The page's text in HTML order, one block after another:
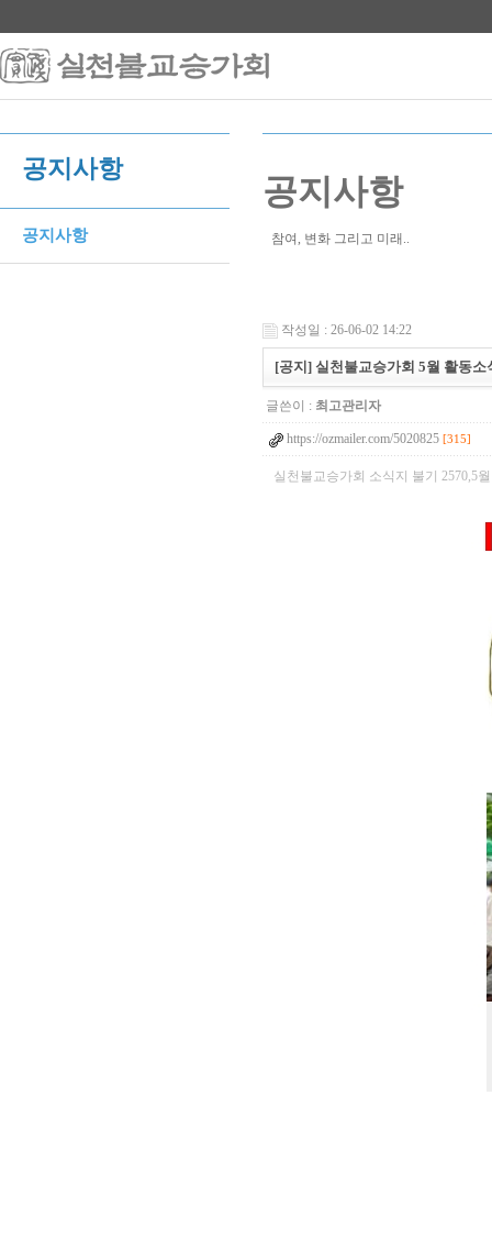
공지사항
공지사항
공지사항
참여, 변화 그리고 미래..
작성일 : 26-06-02 14:22
[공지] 실천불교승가회 5월 활동소
글쓴이 : 최고관리자
https://ozmailer.com/5020825 [315]
실천불교승가회 소식지 불기 2570,5월